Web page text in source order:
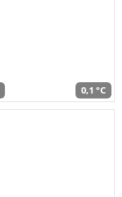
0,1 °C